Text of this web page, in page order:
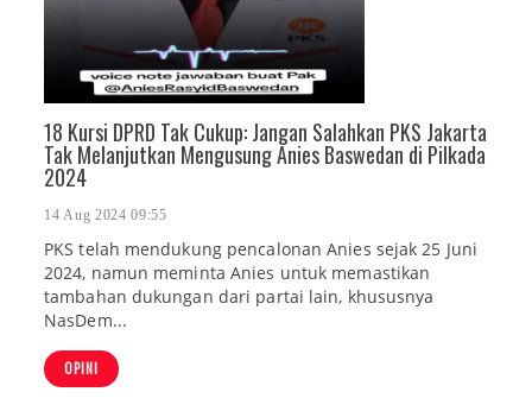
18 Kursi DPRD Tak Cukup: Jangan Salahkan PKS Jakarta
Tak Melanjutkan Mengusung Anies Baswedan di Pilkada
2024
14 Aug 2024 09:55
PKS telah mendukung pencalonan Anies sejak 25 Juni
2024, namun meminta Anies untuk memastikan
tambahan dukungan dari partai lain, khususnya
NasDem...
OPINI